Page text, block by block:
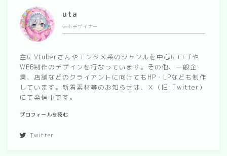
uta
webデザイナー
主にVtuberさんやエンタメ系のジャンルを中心にロゴや
WEB制作のデザインを行なっています。その他、一般企
業、店舗などのクライアントに向けてもHP・LPなども制作
しています。新着素材等のお知らせは、Ｘ（旧:Twitter）
にて発信中です。
プロフィールを読む
Twitter